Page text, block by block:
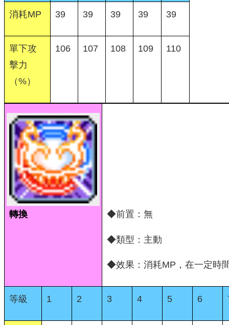
消耗MP 39 39 39 39 39
單下攻
擊力
（%）
106 107 108 109 110
轉換 ◆前置：無
◆類型：主動
◆效果：消耗MP，在一定時
等級 1 2 3 4 5 6